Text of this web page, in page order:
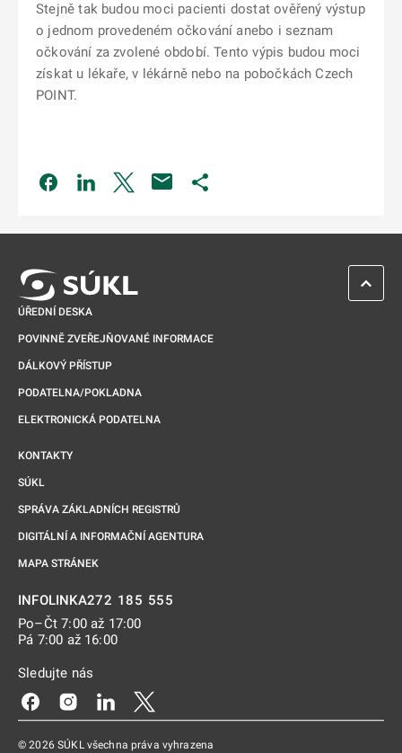
Stejně tak budou moci pacienti dostat ověřený výstup
o jednom provedeném očkování anebo i seznam
očkování za zvolené období. Tento výpis budou moci
získat u lékaře, v lékárně nebo na pobočkách Czech
POINT.
Odkaz se otevře na nové kartě
Odkaz se otevře na nové kartě
Odkaz se otevře na nové kartě
ÚŘEDNÍ DESKA
POVINNĚ ZVEŘEJŇOVANÉ INFORMACE
DÁLKOVÝ PŘÍSTUP
PODATELNA/POKLADNA
ELEKTRONICKÁ PODATELNA
KONTAKTY
SÚKL
SPRÁVA ZÁKLADNÍCH REGISTRŮ
DIGITÁLNÍ A INFORMAČNÍ AGENTURA
MAPA STRÁNEK
INFOLINKA272 185 555
Po–Čt 7:00 až 17:00
Pá 7:00 až 16:00
Sledujte nás
Odkaz se otevře na nové kartě
Odkaz se otevře na nové kartě
Odkaz se otevře na nové kartě
© 2026 SÚKL všechna práva vyhrazena
ZPĚT